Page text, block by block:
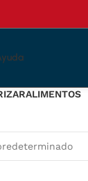
ALIMENTOS